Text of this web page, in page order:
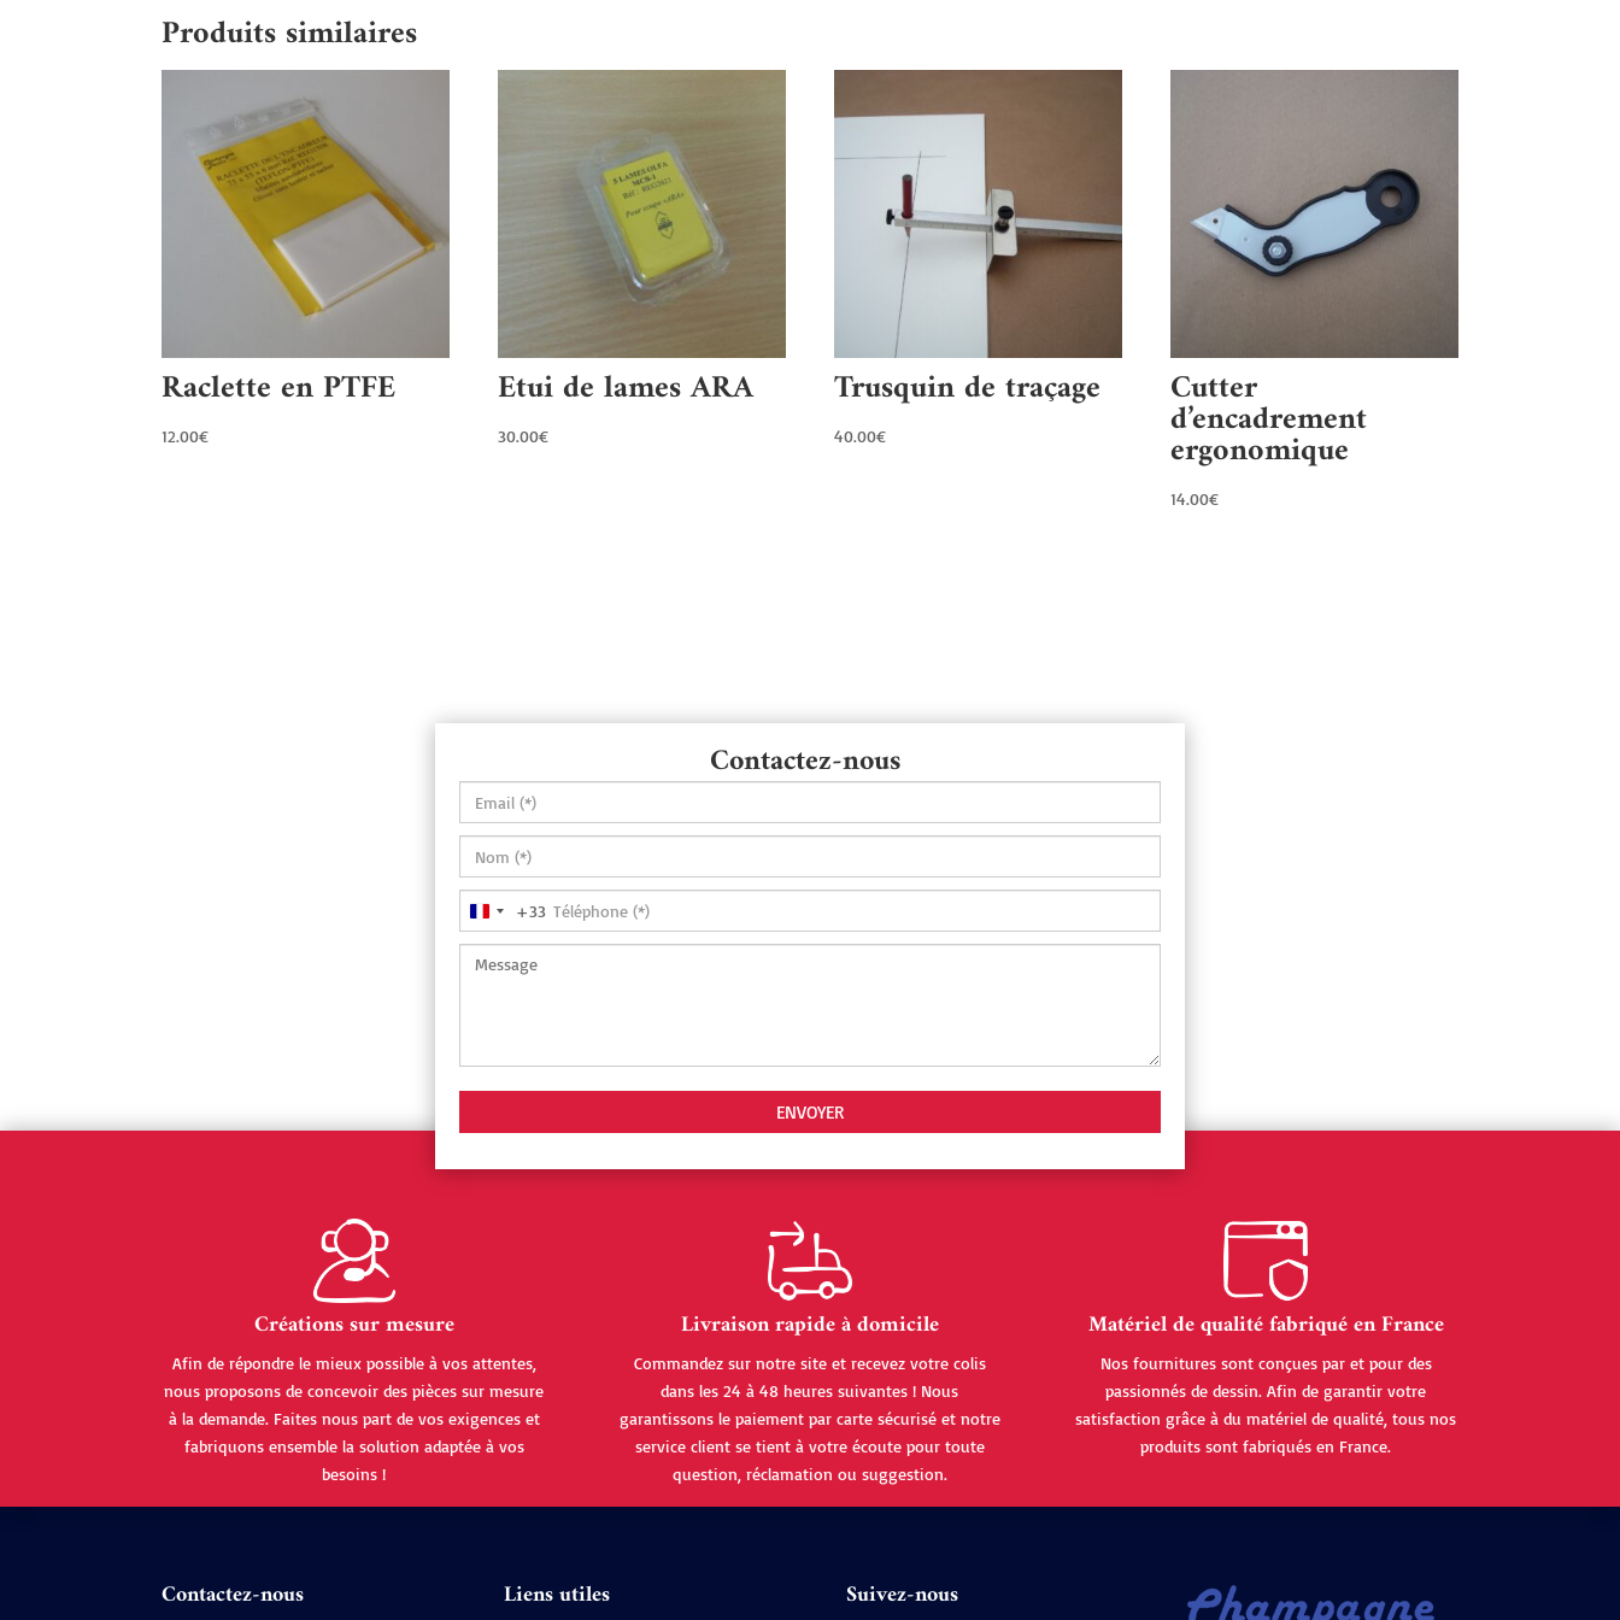
Produits similaires
Raclette en PTFE
12.00€
Etui de lames ARA
30.00€
Trusquin de traçage
40.00€
Cutter
d’encadrement
ergonomique
14.00€
Contactez-nous
France
+33
+33
Créations sur mesure
Afin de répondre le mieux possible à vos attentes,
nous proposons de concevoir des pièces sur mesure
à la demande. Faites nous part de vos exigences et
fabriquons ensemble la solution adaptée à vos
besoins !
Livraison rapide à domicile
Commandez sur notre site et recevez votre colis
dans les 24 à 48 heures suivantes ! Nous
garantissons le paiement par carte sécurisé et notre
service client se tient à votre écoute pour toute
question, réclamation ou suggestion.
Matériel de qualité fabriqué en France
Nos fournitures sont conçues par et pour des
passionnés de dessin. Afin de garantir votre
satisfaction grâce à du matériel de qualité, tous nos
produits sont fabriqués en France.
Contactez-nous Liens utiles Suivez-nous